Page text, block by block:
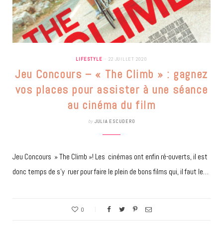
LIFESTYLE 22 JUILLET 2020
Jeu Concours – « The Climb » : gagnez
vos places pour assister à une séance
au cinéma du film
by JULIA ESCUDERO
Jeu Concours » The Climb »! Les cinémas ont enfin ré-ouverts, il est
donc temps de s’y ruer pour faire le plein de bons films qui, il faut le…
0